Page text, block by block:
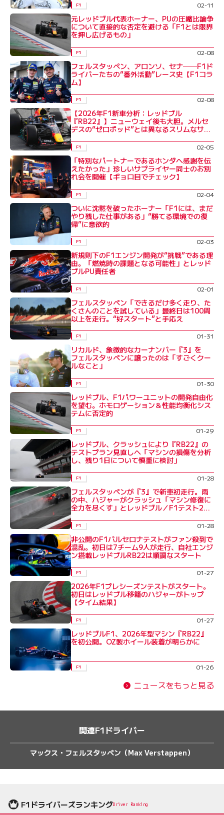
F1 02-11
元レッドブル代表ホーナー、PUの圧縮比論争
について直接的な否定を避ける「F1とは限界
を押し広げるもの」
F1 02-08
フェルスタッペン、アロンソ、セナ──F1ド
ライバーたちの“番外活動”レース史【F1コラ
ム】
F1 02-08
【2026年F1新車分析：レッドブル
『RB22』】ニューウェイ後も大胆。メルセ
デスの“ゼロポッド”とは異なるスリムなサイ
F1 02-05
「特別なパートナーであるホンダへ感謝を伝
えたかった」珍しいサプライヤー同士のお別
れ会を開催【ギョロ目でチェック】
F1 02-04
ついに沈黙を破ったホーナー「F1には、まだ
やり残した仕事がある」“勝てる環境での復
帰”に意欲的
F1 02-03
新規則下のF1エンジン開発が“挑戦”である理
由。「燃焼時の課題となる可能性」とレッド
ブルPU責任者
F1 02-01
フェルスタッペン「できるだけ多く走り、た
くさんのことを試している」最終日は100周
以上を走行。“好スタート”と手応え
F1 01-31
リカルド、象徴的なカーナンバー『3』を
フェルスタッペンに譲ったのは「すごくクー
ルなこと」
F1 01-30
レッドブル、F1パワーユニットの開発自由化
を望む。ホモロゲーション＆性能均衡化シス
テムに否定的
F1 01-29
レッドブル、クラッシュにより『RB22』の
テストプラン見直しへ「マシンの損傷を分析
し、残り1日について慎重に検討」
F1 01-28
フェルスタッペンが『3』で新車初走行。雨
の中、ハジャーがクラッシュ「マシン修復に
全力を尽くす」とレッドブル／F1テスト2日
F1 01-28
非公開のF1バルセロナテストがファン殺到で
混乱。初日は7チーム9人が走行、自社エンジ
ン搭載レッドブルRB22は順調なスタート
F1 01-27
2026年F1プレシーズンテストがスタート。
初日はレッドブル移籍のハジャーがトップ
【タイム結果】
F1 01-27
レッドブルF1、2026年型マシン『RB22』
を初公開。OZ製ホイール装着が明らかに
F1 01-26
ニュースをもっと見る
関連F1ドライバー
マックス・フェルスタッペン（Max Verstappen）
F1ドライバーズランキングDriver Ranking